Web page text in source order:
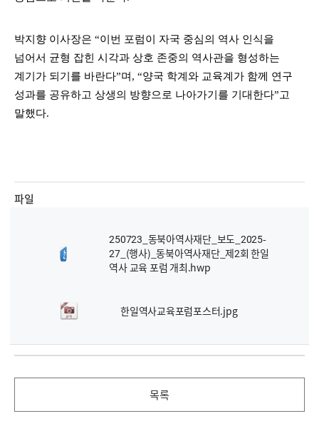
박지향 이사장은 “이번 포럼이 자국 중심의 역사 인식을
넘어서 균형 잡힌 시각과 상호 존중의 역사관을 형성하는
계기가 되기를 바란다”며 , “양국 학계와 교육계가 함께 연구
성과를 공유하고 상생의 방향으로 나아가기를 기대한다”고
말했다.
파일
250723_동북아역사재단_보도_2025-
27_(행사)_동북아역사재단_제2회 한일
역사 교육 포럼 개최.hwp
한일역사교육포럼포스터.jpg
목록